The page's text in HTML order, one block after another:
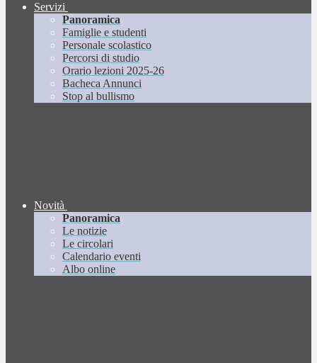
Servizi
Panoramica
Famiglie e studenti
Personale scolastico
Percorsi di studio
Orario lezioni 2025-26
Bacheca Annunci
Stop al bullismo
Novità
Panoramica
Le notizie
Le circolari
Calendario eventi
Albo online